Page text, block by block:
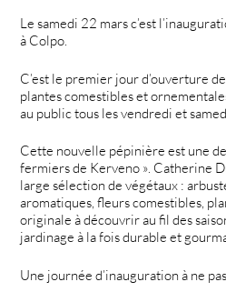
Le samedi 22 mars c’est
à Colpo.
C’est le premier jour d’ouverture
plantes comestibles et
au public tous les vendredi et
Cette nouvelle pépinière est une
fermiers de Kerveno ». Catherine
large sélection de végétaux :
aromatiques, fleurs comestibles,
originale à découvrir au fil des
jardinage à la fois durable et
Une journée d’inauguration à ne